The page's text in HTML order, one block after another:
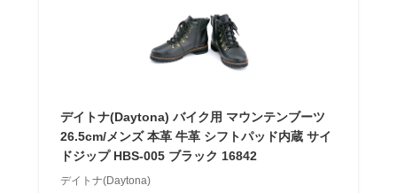
デイトナ(Daytona) バイク用 マウンテンブーツ
26.5cm/メンズ 本革 牛革 シフトパッド内蔵 サイ
ドジップ HBS-005 ブラック 16842
デイトナ(Daytona)